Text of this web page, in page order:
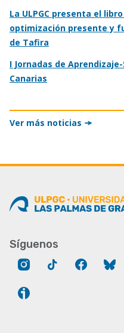
La ULPGC presenta el
optimización presente y
de Tafira
I Jornadas de
Canarias
Ver más noticias
Síguenos
Instagram Facebook